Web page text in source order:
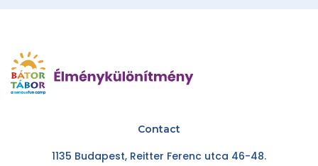
Contact
1135 Budapest, Reitter Ferenc utca 46-48.